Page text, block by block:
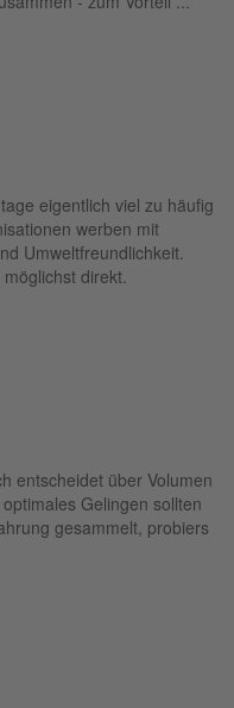
eigentlich viel zu häufig
werben mit
Umweltfreundlichkeit.
direkt.
entscheidet über Volumen
Gelingen sollten
gesammelt, probiers